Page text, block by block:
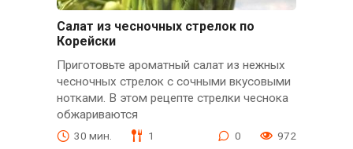
Салат из чесночных стрелок по
Корейски
Приготовьте ароматный салат из нежных
чесночных стрелок с сочными вкусовыми
нотками. В этом рецепте стрелки чеснока
обжариваются
30 мин. 1 0 972